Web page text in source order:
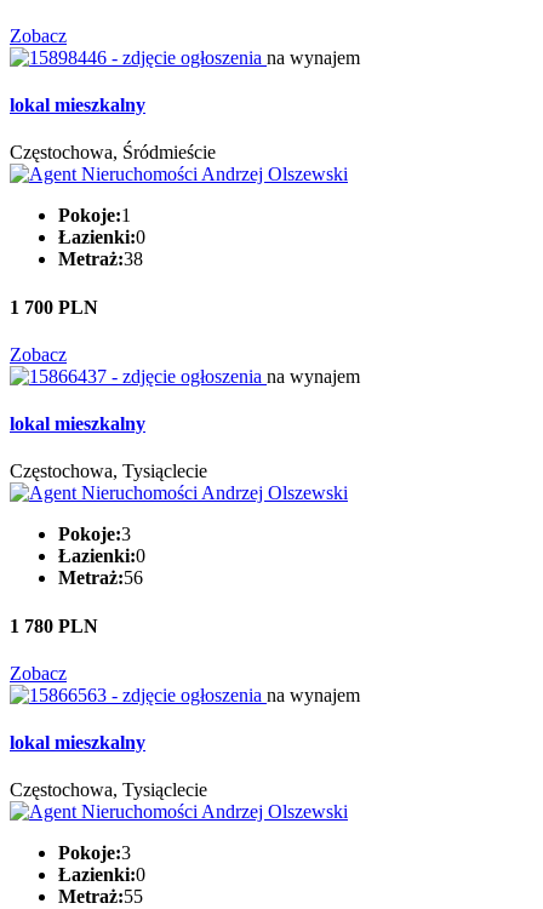
Zobacz
na wynajem
lokal mieszkalny
Częstochowa, Śródmieście
Pokoje:1
Łazienki:0
Metraż:38
1 700 PLN
Zobacz
na wynajem
lokal mieszkalny
Częstochowa, Tysiąclecie
Pokoje:3
Łazienki:0
Metraż:56
1 780 PLN
Zobacz
na wynajem
lokal mieszkalny
Częstochowa, Tysiąclecie
Pokoje:3
Łazienki:0
Metraż:55